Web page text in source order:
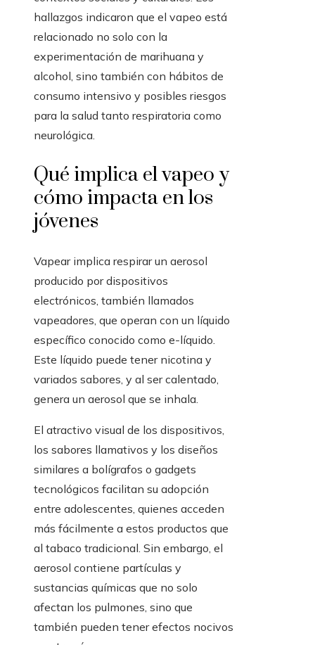
hallazgos indicaron que el vapeo está
relacionado no solo con la
experimentación de marihuana y
alcohol, sino también con hábitos de
consumo intensivo y posibles riesgos
para la salud tanto respiratoria como
neurológica.
Qué implica el vapeo y
cómo impacta en los
jóvenes
Vapear implica respirar un aerosol
producido por dispositivos
electrónicos, también llamados
vapeadores, que operan con un líquido
específico conocido como e-líquido.
Este líquido puede tener nicotina y
variados sabores, y al ser calentado,
genera un aerosol que se inhala.
El atractivo visual de los dispositivos,
los sabores llamativos y los diseños
similares a bolígrafos o gadgets
tecnológicos facilitan su adopción
entre adolescentes, quienes acceden
más fácilmente a estos productos que
al tabaco tradicional. Sin embargo, el
aerosol contiene partículas y
sustancias químicas que no solo
afectan los pulmones, sino que
también pueden tener efectos nocivos